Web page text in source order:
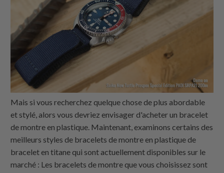
Mais si vous recherchez quelque chose de plus abordable
et stylé, alors vous devriez envisager d'acheter un bracelet
de montre en plastique. Maintenant, examinons certains des
meilleurs styles de bracelets de montre en plastique de
bracelet en titane qui sont actuellement disponibles sur le
marché : Les bracelets de montre que vous choisissez sont